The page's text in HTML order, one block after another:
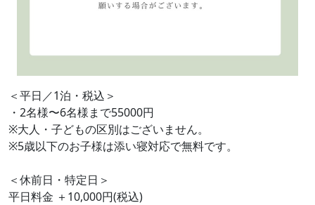
＜平日／1泊・税込＞
・2名様〜6名様まで55000円
※大人・子どもの区別はございません。
※5歳以下のお子様は添い寝対応で無料です。
＜休前日・特定日＞
平日料金 ＋10,000円(税込)